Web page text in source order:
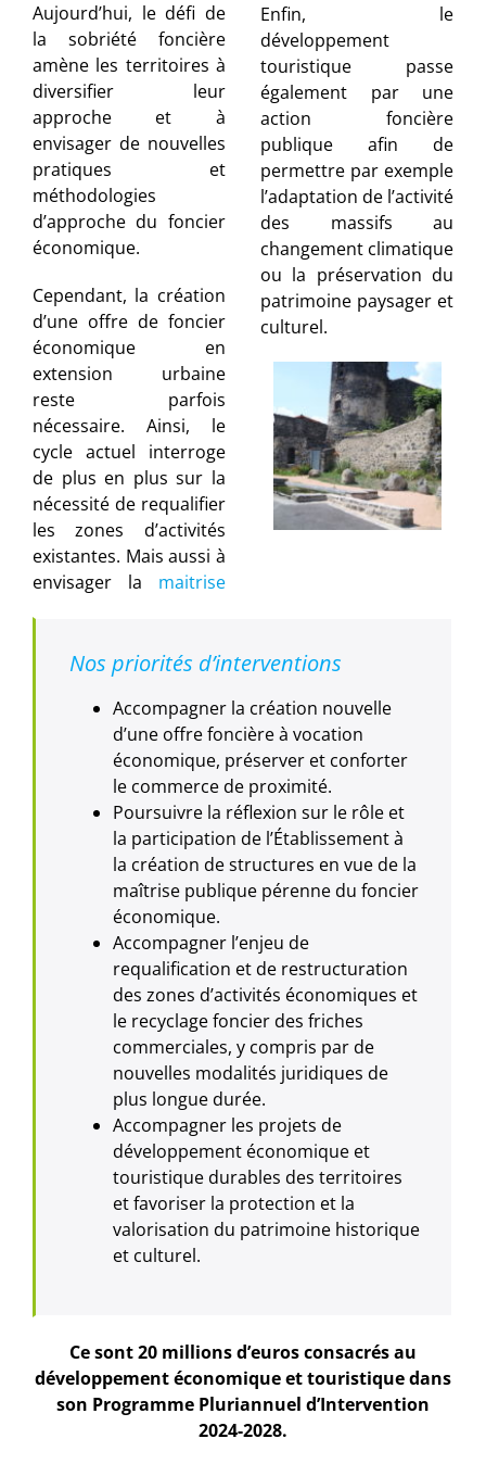
Aujourd’hui, le défi de
la sobriété foncière
amène les territoires à
diversifier leur
approche et à
envisager de nouvelles
pratiques et
méthodologies
d’approche du foncier
économique.
Cependant, la création
d’une offre de foncier
économique en
extension urbaine
reste parfois
nécessaire. Ainsi, le
cycle actuel interroge
de plus en plus sur la
nécessité de requalifier
les zones d’activités
existantes. Mais aussi à
envisager la maitrise
Enfin, le
développement
touristique passe
également par une
action foncière
publique afin de
permettre par exemple
l’adaptation de l’activité
des massifs au
changement climatique
ou la préservation du
patrimoine paysager et
culturel.
Nos priorités d’interventions
Accompagner la création nouvelle
d’une offre foncière à vocation
économique, préserver et conforter
le commerce de proximité.
Poursuivre la réflexion sur le rôle et
la participation de l’Établissement à
la création de structures en vue de la
maîtrise publique pérenne du foncier
économique.
Accompagner l’enjeu de
requalification et de restructuration
des zones d’activités économiques et
le recyclage foncier des friches
commerciales, y compris par de
nouvelles modalités juridiques de
plus longue durée.
Accompagner les projets de
développement économique et
touristique durables des territoires
et favoriser la protection et la
valorisation du patrimoine historique
et culturel.
Ce sont 20 millions d’euros consacrés au
développement économique et touristique dans
son Programme Pluriannuel d’Intervention
2024-2028.